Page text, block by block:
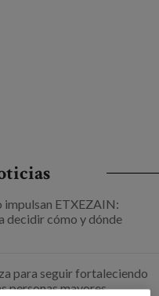
ETXEZAIN:
decidir cómo y dónde
para seguir fortaleciendo
personas mayores